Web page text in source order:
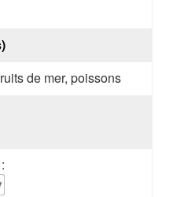
de mer, poissons